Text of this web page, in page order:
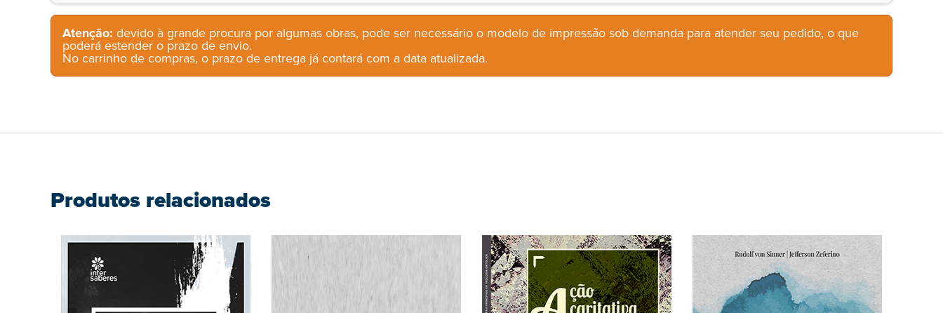
Atenção: devido à grande procura por algumas obras, pode ser necessário o modelo de impressão sob demanda para atender seu pedido, o que
poderá estender o prazo de envio.
No carrinho de compras, o prazo de entrega já contará com a data atualizada.
Produtos relacionados